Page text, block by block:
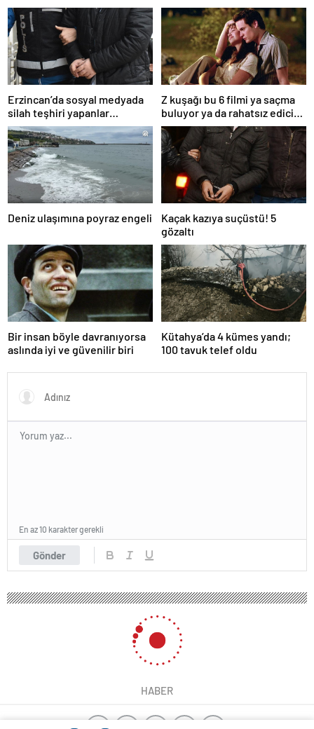
Erzincan’da sosyal medyada
silah teşhiri yapanlar
yakalandı
Z kuşağı bu 6 filmi ya saçma
buluyor ya da rahatsız edici
ve toksik!
Deniz ulaşımına poyraz engeli
Kaçak kazıya suçüstü! 5
gözaltı
Bir insan böyle davranıyorsa
aslında iyi ve güvenilir biri
Kütahya’da 4 kümes yandı;
100 tavuk telef oldu
Gönder
En az 10 karakter gerekli
HABER